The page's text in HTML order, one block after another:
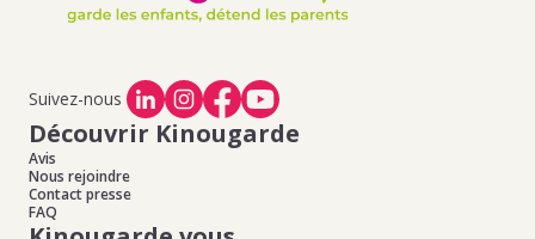
Suivez-nous
Découvrir Kinougarde
Avis
Nous rejoindre
Contact presse
FAQ